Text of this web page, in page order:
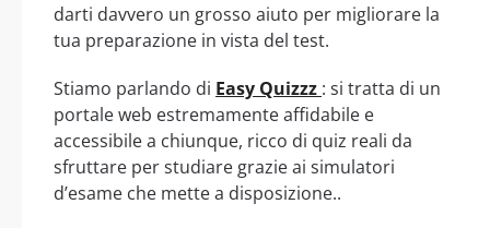
darti davvero un grosso aiuto per migliorare la
tua preparazione in vista del test.
Stiamo parlando di Easy Quizzz : si tratta di un
portale web estremamente affidabile e
accessibile a chiunque, ricco di quiz reali da
sfruttare per studiare grazie ai simulatori
d’esame che mette a disposizione..